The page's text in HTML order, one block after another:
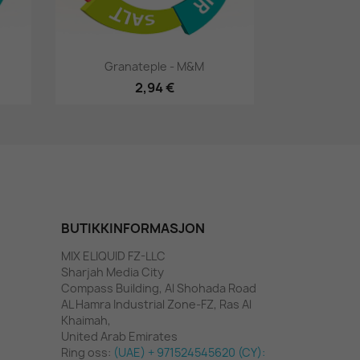
Hurtigsyning
Granateple - M&M
2,94 €
BUTIKKINFORMASJON
MIX ELIQUID FZ-LLC
Sharjah Media City
Compass Building, Al Shohada Road
AL Hamra Industrial Zone-FZ, Ras Al
Khaimah,
United Arab Emirates
Ring oss: (UAE) + 971524545620 (CY):